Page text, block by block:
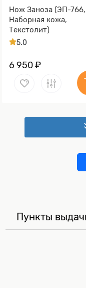
Нож Заноза (ЭП-766,
Наборная кожа,
Текстолит)
5.0
6 950 ₽
Пункты